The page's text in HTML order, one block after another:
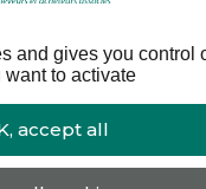
and gives you control
want to activate
accept all